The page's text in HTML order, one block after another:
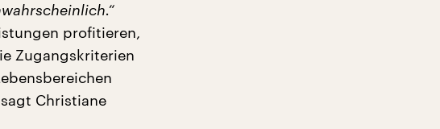
profitieren,
Zugangskriterien
Christiane